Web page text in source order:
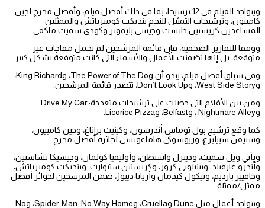
ويتواجد الفيلم في 12 ترشيحا، بما في ذلك أفضل فيلم، وأفضل مخرج لجين
كامبيون، وترشيحات التمثيل للنجم بنديكت كومبرباتش والممثلين
المساعدين كريستين دانست وجيسي بليمونز وكودي سميت ماكفي.
ووفقا للتقارير الصحفية، فإن قائمة المرشحين لم تحمل مفاجآت غير
متوقعة، بل إنها تضمنت الأعمال والأسماء التي كانت متوقعة بشكل كبير.
وفي سباق أفضل فيلم، يبدو أن The Power of The Dog، وKing Richard،
وWest Side Story، وDon’t Look Up، تتصدر قائمة المرشحين.
ومن بين الأفلام التي حصلت على ترشيحات متعددة: Drive My Car
وNightmare Alley ، وBelfast، وLicorice Pizza.
كما وقع ترشيح بول توماس أندرسون، وكينيث براناغ، وجين كامبيون،
وستيفن سبيلبرغ، وريوسوكي هاماغوتشي لجائزة أفضل مخرج.
ويأتي ويل سميث، ودينزل واشنطن، وأوليفيا كولمان، وجيسيكا تشاستين،
وأندرو غارفيلد، وبينيلوبي كروز، وكريستين ستيوارت، وبنديكت كومبرباتش،
وخافيير بارديم، ونيكول كيدمان وأريانا ديبوز، ضمن المرشحين لجوائز أفضل
ممثل/ممثلة.
وتتواجد أعمال مثل Dune وCruella، وSpider-Man: No Way Home، وNo